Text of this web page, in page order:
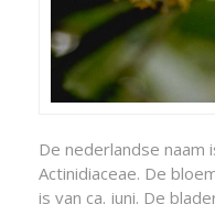
De nederlandse naam
Actinidiaceae. De
is van ca. juni. De